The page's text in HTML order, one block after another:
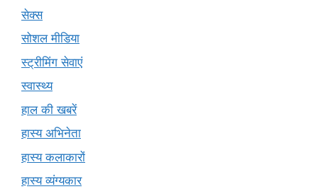
सेक्स
सोशल मीडिया
स्ट्रीमिंग सेवाएं
स्वास्थ्य
हाल की खबरें
हास्य अभिनेता
हास्य कलाकारों
हास्य व्यंग्यकार